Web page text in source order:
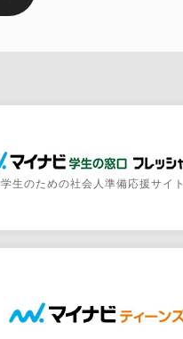
学生のための社会人準備応援サイト